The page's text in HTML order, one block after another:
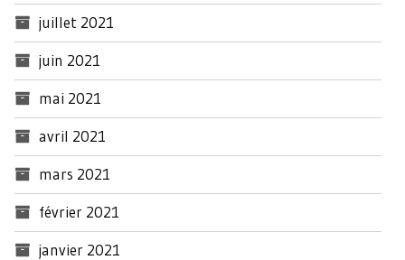
juillet 2021
juin 2021
mai 2021
avril 2021
mars 2021
février 2021
janvier 2021